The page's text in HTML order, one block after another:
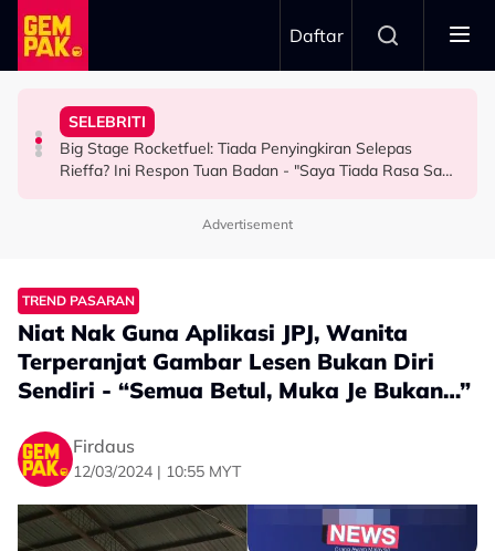
Skip to main content
Daftar
BERITA
Aliff Rakib Hadiah Rumah RM1 Juta Kepada Ibu Bapa
SELEBRITI
Big Stage Rocketfuel: Tiada Penyingkiran Selepas
Rieffa? Ini Respon Tuan Badan - "Saya Tiada Rasa Sakit
BERITA
Atlet Golf Tidak Diculik, ‘Lari’ ke Bangkok Sebab
Keluarga Rasa Bakal Suami Tak Setaraf
HIBURAN
10 Tahun Solat Atas Kerusi, Maria Tengku Sabri Syukur
Boleh Solat Berdiri Selepas…
Advertisement
TREND PASARAN
Niat Nak Guna Aplikasi JPJ, Wanita
Terperanjat Gambar Lesen Bukan Diri
Sendiri - “Semua Betul, Muka Je Bukan…”
Firdaus
12/03/2024 | 10:55 MYT